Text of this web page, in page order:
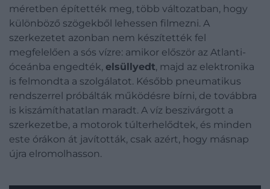
méretben építették meg, több változatban, hogy
különböző szögekből lehessen filmezni. A
szerkezetet azonban nem készítették fel
megfelelően a sós vízre: amikor először az Atlanti-
óceánba engedték, elsüllyedt, majd az elektronika
is felmondta a szolgálatot. Később pneumatikus
rendszerrel próbálták működésre bírni, de továbbra
is kiszámíthatatlan maradt. A víz beszivárgott a
szerkezetbe, a motorok túlterhelődtek, és minden
este órákon át javították, csak azért, hogy másnap
újra elromolhasson.